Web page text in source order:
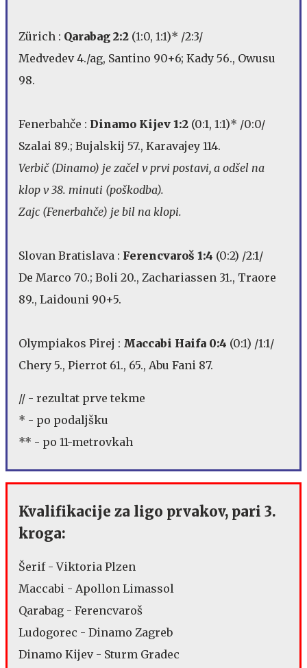
Zürich : Qarabag 2:2 (1:0, 1:1)* /2:3/
Medvedev 4./ag, Santino 90+6; Kady 56., Owusu
98.
Fenerbahče : Dinamo Kijev 1:2 (0:1, 1:1)* /0:0/
Szalai 89.; Bujalskij 57., Karavajey 114.
Verbič (Dinamo) je začel v prvi postavi, a odšel na
klop v 38. minuti (poškodba).
Zajc (Fenerbahče) je bil na klopi.
Slovan Bratislava : Ferencvaroš 1:4 (0:2) /2:1/
De Marco 70.; Boli 20., Zachariassen 31., Traore
89., Laidouni 90+5.
Olympiakos Pirej : Maccabi Haifa 0:4 (0:1) /1:1/
Chery 5., Pierrot 61., 65., Abu Fani 87.
// - rezultat prve tekme
* - po podaljšku
** - po 11-metrovkah
Kvalifikacije za ligo prvakov, pari 3.
kroga:
Šerif - Viktoria Plzen
Maccabi - Apollon Limassol
Qarabag - Ferencvaroš
Ludogorec - Dinamo Zagreb
Dinamo Kijev - Sturm Gradec